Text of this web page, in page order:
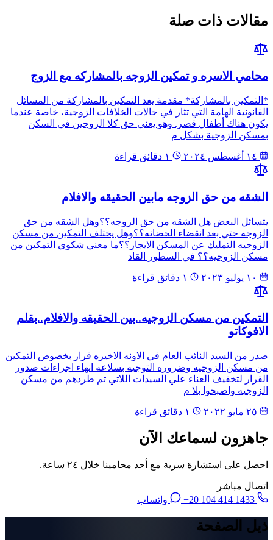
مقالات ذات صلة
محامي الاسره و تمكين الزوجه بالمشاركه مع الزوج
*التمكين بالمشاركة* مقدمة يعد التمكين بالمشاركة من المسائل
القانونية الهامة التي تثار في حالات الخلافات الزوجية، خاصة عندما
يكون هناك أطفال قصر. وهو يعني حق كلا الزوجين في السكن
بمسكن الزوجية بشكل م
١٤ أغسطس ٢٠٢٤ ١ دقائق قراءة
الشقه من حق الزوجه مابين الحقيقه والافلام
يتسائل البعض هل الشقه من حق الزوجه؟؟وهل الشقه من حق
الزوجه حتي بعد انقضاء الحضانه؟؟وهل يختلف التمكين من مسكن
الزوجيه التمليك عن المسكن الايجار؟؟ما معني شكوي التمكين من
مسكن الزوجيه؟؟ في السطور القاد
١٠ يوليو ٢٠٢٣ ١ دقائق قراءة
التمكين من مسكن الزوجيه..بين الحقيقه والافلام..بقلم
الافوكاتو
صدر من السيد النائب العام في الاونه الاخيره قرار بخصوص التمكين
من مسكن الزوجيه وضروره التوجيه بسلاعه انهاء اجراءات صدور
القرار لتخفيف العناء علي السيدات اللاتي تم طردهم من مسكن
الزوجيه واصبحوا بلا م
٢٥ مايو ٢٠٢٢ ١ دقائق قراءة
جاهزون لسماعك الآن
احصل على استشارة سرية مع أحد محامينا خلال ٢٤ ساعة.
اتصال مباشر
+20 104 414 1433
واتساب
ذيل الصفحة